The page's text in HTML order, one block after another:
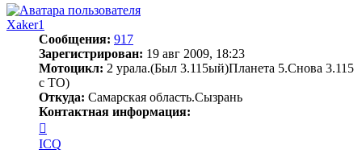
началу
Xaker1
Сообщения: 917
Зарегистрирован: 19 авг 2009, 18:23
Мотоцикл: 2 урала.(Был 3.115ый)Планета 5.Снова 3.115
с ТО)
Откуда: Самарская область.Сызрань
Контактная информация:
информация
пользователя
ICQ